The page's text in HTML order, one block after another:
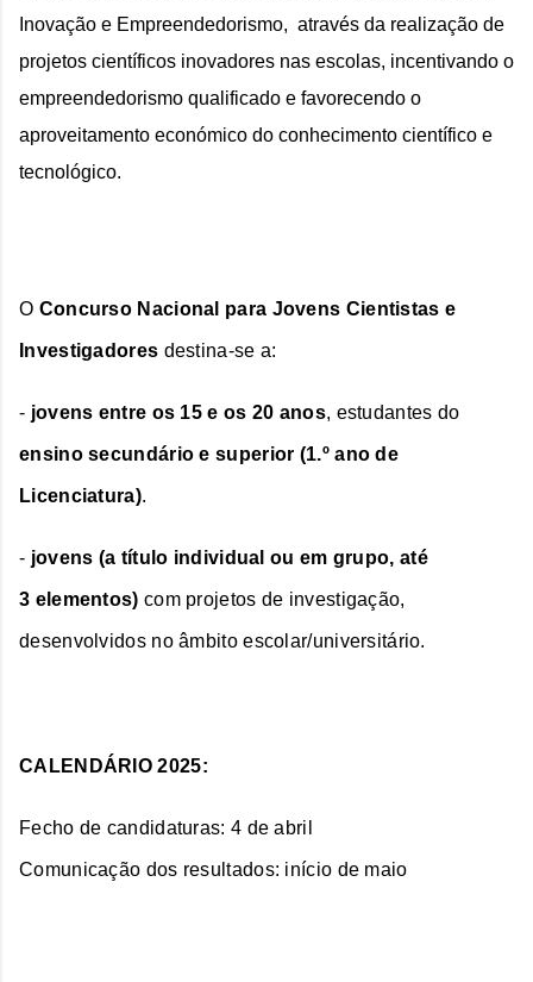
Inovação e Empreendedorismo,  através da realização de
projetos científicos inovadores nas escolas, incentivando o
empreendedorismo qualificado e favorecendo o
aproveitamento económico do conhecimento científico e
tecnológico.
O Concurso Nacional para Jovens Cientistas e
Investigadores destina-se a:
- jovens entre os 15 e os 20 anos, estudantes do
ensino secundário e superior (1.º ano de
Licenciatura).
- jovens (a título individual ou em grupo, até
3 elementos) com projetos de investigação,
desenvolvidos no âmbito escolar/universitário.
CALENDÁRIO 2025:
Fecho de candidaturas: 4 de abril
Comunicação dos resultados: início de maio